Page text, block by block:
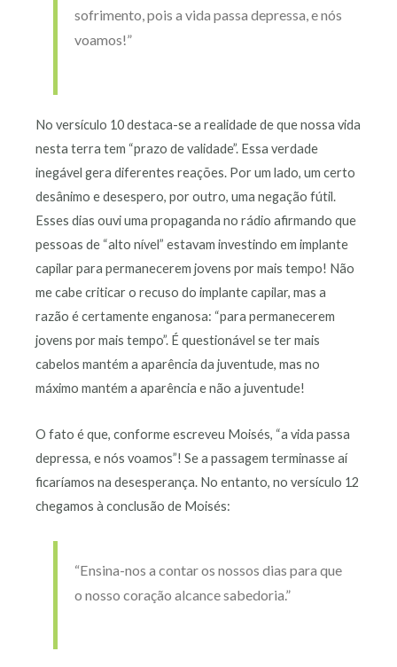
sofrimento, pois a vida passa depressa, e nós
voamos!”
No versículo 10 destaca-se a realidade de que nossa vida
nesta terra tem “prazo de validade”. Essa verdade
inegável gera diferentes reações. Por um lado, um certo
desânimo e desespero, por outro, uma negação fútil.
Esses dias ouvi uma propaganda no rádio afirmando que
pessoas de “alto nível” estavam investindo em implante
capilar para permanecerem jovens por mais tempo! Não
me cabe criticar o recuso do implante capilar, mas a
razão é certamente enganosa: “para permanecerem
jovens por mais tempo”. É questionável se ter mais
cabelos mantém a aparência da juventude, mas no
máximo mantém a aparência e não a juventude!
O fato é que, conforme escreveu Moisés, “a vida passa
depressa, e nós voamos”! Se a passagem terminasse aí
ficaríamos na desesperança. No entanto, no versículo 12
chegamos à conclusão de Moisés:
“Ensina-nos a contar os nossos dias para que
o nosso coração alcance sabedoria.”